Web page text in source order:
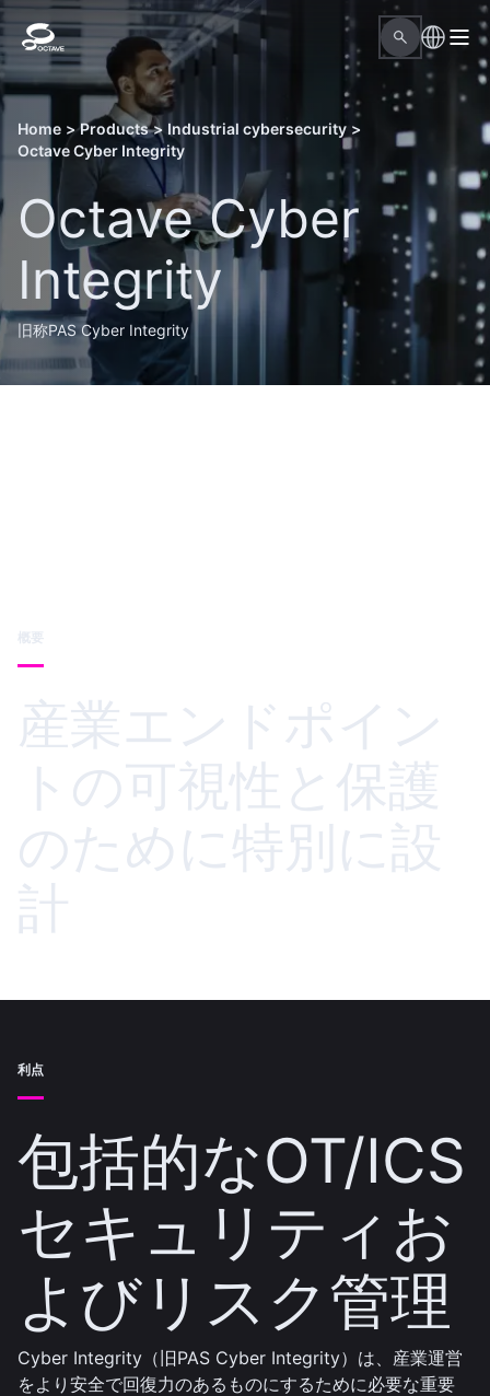
Home > Products > Industrial cybersecurity >
Octave Cyber Integrity
Octave Cyber
Integrity
旧称PAS Cyber Integrity
概要
産業エンドポイン
トの可視性と保護
のために特別に設
計
利点
包括的なOT/ICS
セキュリティお
よびリスク管理
Cyber Integrity（旧PAS Cyber Integrity）は、産業運営
をより安全で回復力のあるものにするために必要な重要